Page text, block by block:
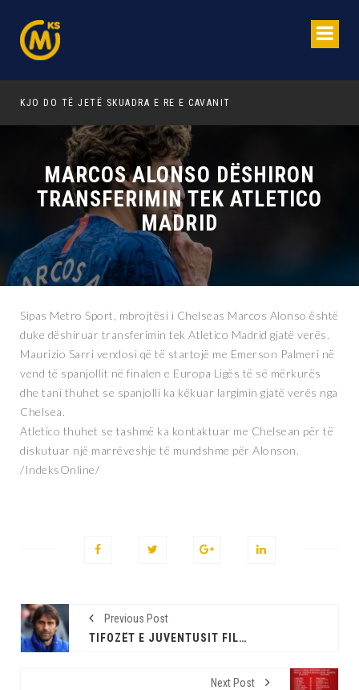
MARCOS ALONSO DËSHIRON
TRANSFERIMIN TEK ATLETICO
MADRID
Sipas Metro Sport, mbrojtësi i Chelseas Marcos Alonso është
duke dëshiruar transferimin tek Atletico Madrid gjatë verës.
Maurizio Sarri vendosi që të startojë me Emerson Palmeri në
vend të spanjollit në finalen e Europa Ligës të së mërkurës
dhe tani thuhet se spanjolli ka këkuar largimin gjatë verës nga
Chelsea.
Atletico thuhet se tashmë ka kontaktuar me Chelsean për të
diskutuar një marrëveshje të mundshme për Alonson.
/IndeksOnline/
Previous Post
TIFOZËT E JUVENTUSIT FILLOJNË PETICIONIN PËR LARGIMIN E YLLIT ME EMRIN E ANTONIO CONTES
Next Post